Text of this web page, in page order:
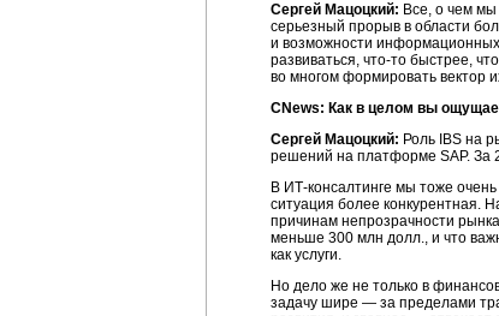
Сергей Мацоцкий: Все, о чем мы
серьезный прорыв в области
и возможности
развиваться, что-то быстрее,
во многом формировать вектор
CNews: Как в целом вы
Сергей Мацоцкий: Роль IBS на
решений на платформе SAP. За
В ИТ-консалтинге мы тоже
ситуация более конкурентная.
причинам непрозрачности
меньше 300 млн долл., и что
как услуги.
Но дело же не только в
задачу шире — за пределами